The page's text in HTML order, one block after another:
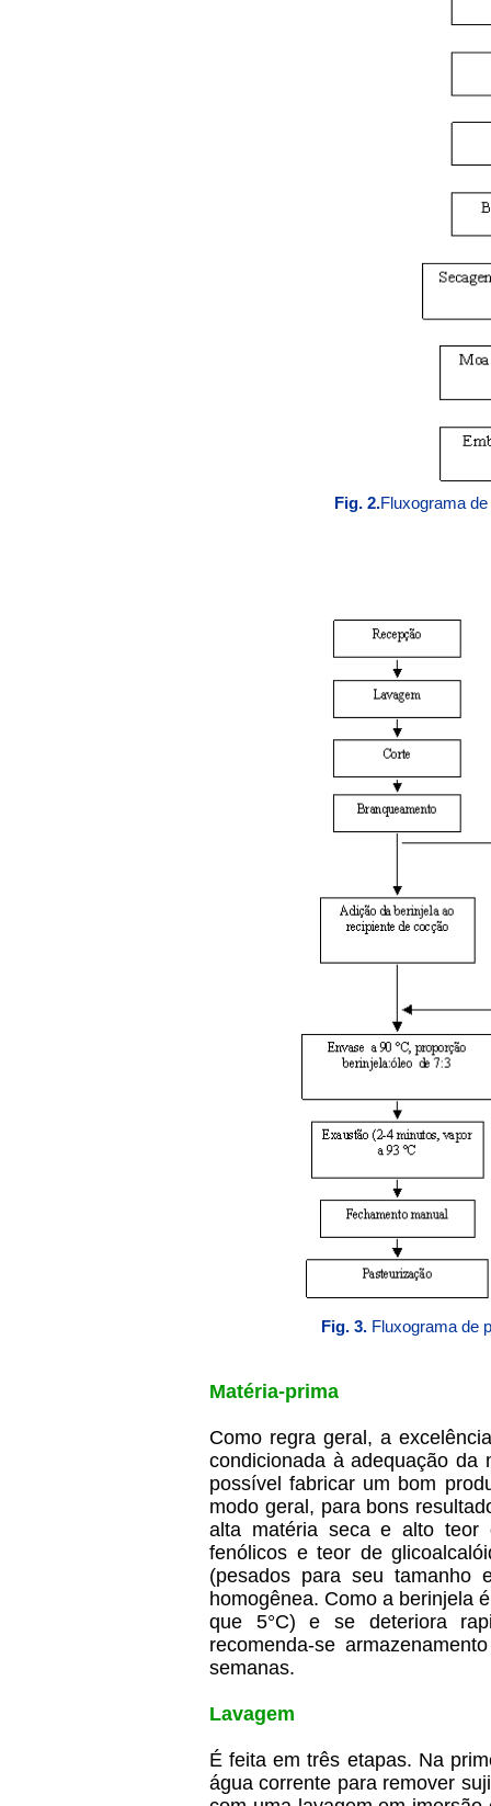
Fig. 2.Fluxograma
Fig. 3. Fluxograma de
Matéria-prima
Como regra geral, a
condicionada à adequação da
possível fabricar um bom
modo geral, para bons
alta matéria seca e alto teor
fenólicos e teor de
(pesados para seu tamanho
homogênea. Como a berinjela
que 5°C) e se deteriora
recomenda-se
semanas.
Lavagem
É feita em três etapas. Na
água corrente para remover